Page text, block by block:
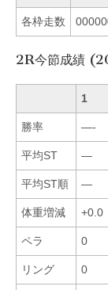
各枠走数
2R今節成績
1
勝率 —-
平均ST —
平均ST順 —
体重増減 +0.0
ペラ 0
リング 0